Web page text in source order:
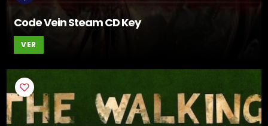
Code Vein Steam CD Key
VER